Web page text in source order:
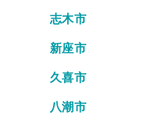
志木市
新座市
久喜市
八潮市